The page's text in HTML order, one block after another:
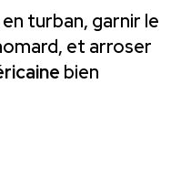
en turban, garnir le
et arroser
bien